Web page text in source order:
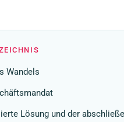
Wandels
Lösung und der